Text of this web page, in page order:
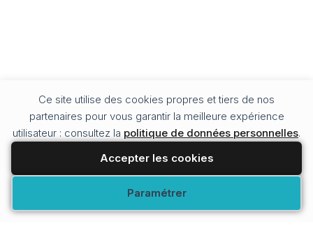
Ce site utilise des cookies propres et tiers de nos
partenaires pour vous garantir la meilleure expérience
utilisateur : consultez la politique de données personnelles.
Accepter les cookies
Paramétrer
Modifier vos préférences